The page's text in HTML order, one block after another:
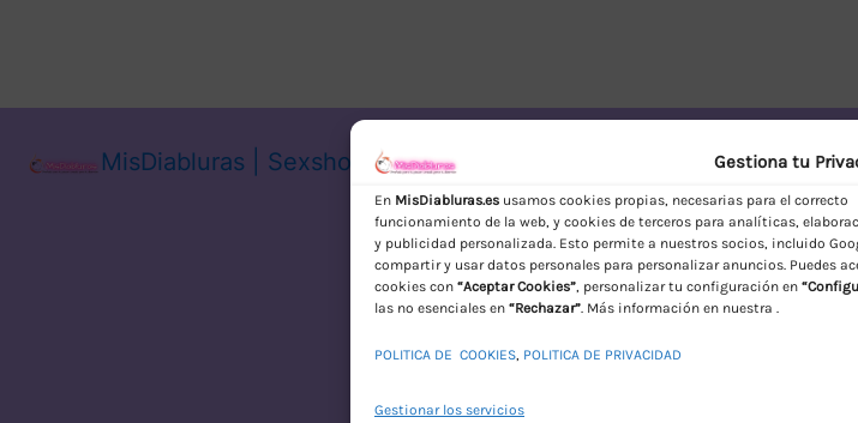
Gestiona tu
En MisDiabluras.es usamos cookies propias, necesarias para el correcto
funcionamiento de la web, y cookies de terceros para analíticas,
y publicidad personalizada. Esto permite a nuestros socios, incluido
compartir y usar datos personales para personalizar anuncios. Puedes
cookies con “Aceptar Cookies”, personalizar tu configuración en
las no esenciales en “Rechazar”. Más información en nuestra .
POLITICA DE COOKIES, POLITICA DE PRIVACIDAD
Gestionar los servicios
MisDiabluras | Sexshop Online con Envío Discreto en España